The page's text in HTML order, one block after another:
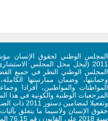
المجلس الوطني لحقوق الإنسان
المجلس الوطني النظر في جميع
وحمايتها، وضمان ممارستها
المواطنات والمواطنين، أفرادا
المرجعيات الوطنية والكونية في هذا
وتفعيلا
حقوق الإنسان ولاسيما ما يتعلق